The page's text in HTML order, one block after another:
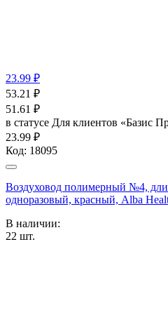
23.99 ₽
53.21 ₽
51.61 ₽
в статусе Для клиентов «Базис
23.99 ₽
Код: 18095
Воздуховод полимерный №4,
одноразовый, красный, Alba
В наличии:
22 шт.